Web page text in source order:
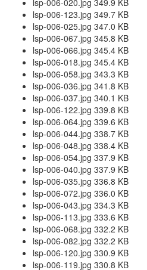
lsp-006-020.jpg 349.9 KB
lsp-006-123.jpg 349.7 KB
lsp-006-025.jpg 347.0 KB
lsp-006-067.jpg 345.8 KB
lsp-006-066.jpg 345.4 KB
lsp-006-018.jpg 345.4 KB
lsp-006-058.jpg 343.3 KB
lsp-006-036.jpg 341.8 KB
lsp-006-037.jpg 340.1 KB
lsp-006-122.jpg 339.8 KB
lsp-006-064.jpg 339.6 KB
lsp-006-044.jpg 338.7 KB
lsp-006-048.jpg 338.4 KB
lsp-006-054.jpg 337.9 KB
lsp-006-040.jpg 337.9 KB
lsp-006-035.jpg 336.8 KB
lsp-006-072.jpg 336.0 KB
lsp-006-043.jpg 334.3 KB
lsp-006-113.jpg 333.6 KB
lsp-006-068.jpg 332.2 KB
lsp-006-082.jpg 332.2 KB
lsp-006-120.jpg 330.9 KB
lsp-006-119.jpg 330.8 KB